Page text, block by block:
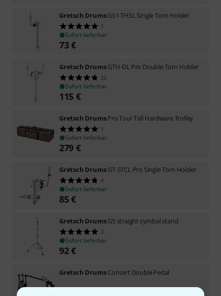
Gretsch DrumsGS1-THSL Single Tom Holder
1
Sofort lieferbar
73€
Gretsch DrumsGTH-DL Pro Double Tom Holder
22
Sofort lieferbar
115 €
Gretsch DrumsPro Tour Tall Hardware Trolley
1
Sofort lieferbar
279 €
Gretsch DrumsGT-STCL Pro Single Tom Holder
4
Sofort lieferbar
85€
Gretsch DrumsG5 straight cymbal stand
2
Sofort lieferbar
92€
Gretsch DrumsConcert Double Pedal